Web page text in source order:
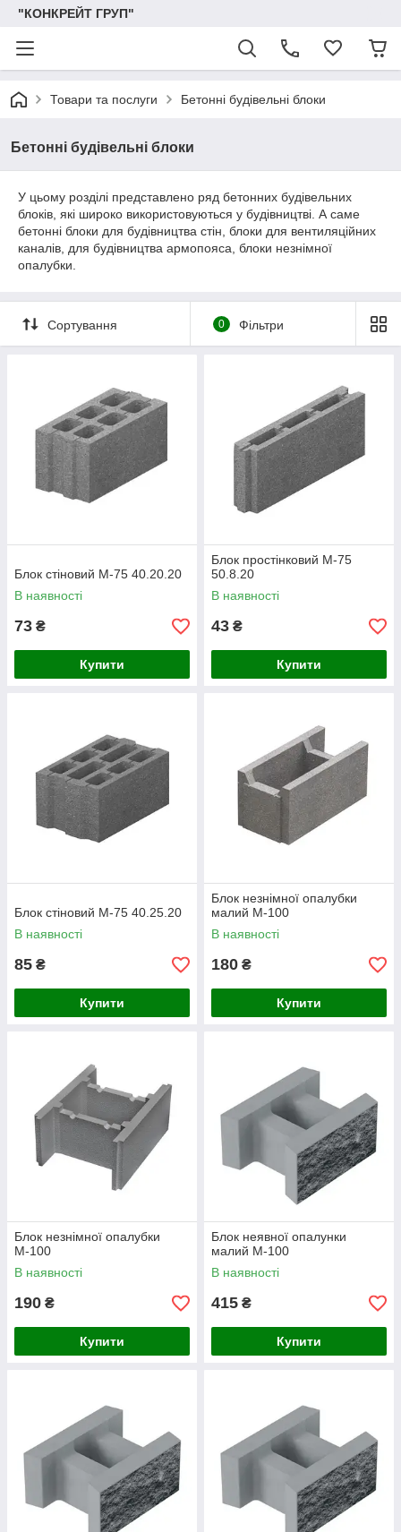
"КОНКРЕЙТ ГРУП"
Товари та послуги Бетонні будівельні блоки
Бетонні будівельні блоки
У цьому розділі представлено ряд бетонних будівельних
блоків, які широко використовуються у будівництві. А саме
бетонні блоки для будівництва стін, блоки для вентиляційних
каналів, для будівництва армопояса, блоки незнімної
опалубки.
Сортування 0 Фільтри
Блок стіновий М-75 40.20.20
В наявності
73 ₴
Купити
Блок простінковий М-75
50.8.20
В наявності
43 ₴
Купити
Блок стіновий М-75 40.25.20
В наявності
85 ₴
Купити
Блок незнімної опалубки
малий М-100
В наявності
180 ₴
Купити
Блок незнімної опалубки
М-100
В наявності
190 ₴
Купити
Блок неявної опалунки
малий М-100
В наявності
415 ₴
Купити